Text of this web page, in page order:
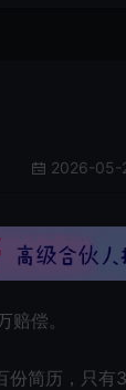
2026-05-
偿。
份简历，只有